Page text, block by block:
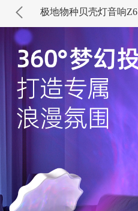
极地物种贝壳灯音响Z6